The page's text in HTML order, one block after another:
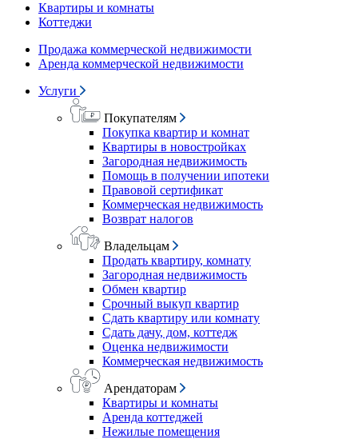
Квартиры и комнаты
Коттеджи
Продажа коммерческой недвижимости
Аренда коммерческой недвижимости
Услуги
Покупателям
Покупка квартир и комнат
Квартиры в новостройках
Загородная недвижимость
Помощь в получении ипотеки
Правовой сертификат
Коммерческая недвижимость
Возврат налогов
Владельцам
Продать квартиру, комнату
Загородная недвижимость
Обмен квартир
Срочный выкуп квартир
Сдать квартиру или комнату
Сдать дачу, дом, коттедж
Оценка недвижимости
Коммерческая недвижимость
Арендаторам
Квартиры и комнаты
Аренда коттеджей
Нежилые помещения